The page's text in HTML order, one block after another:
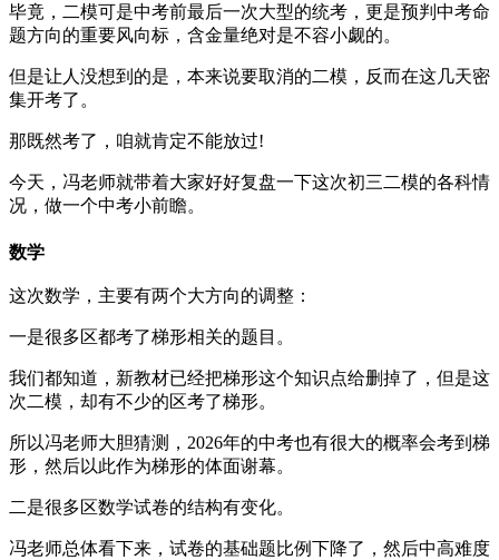
毕竟，二模可是中考前最后一次大型的统考，更是预判中考命
题方向的重要风向标，含金量绝对是不容小觑的。
但是让人没想到的是，本来说要取消的二模，反而在这几天密
集开考了。
那既然考了，咱就肯定不能放过!
今天，冯老师就带着大家好好复盘一下这次初三二模的各科情
况，做一个中考小前瞻。
数学
这次数学，主要有两个大方向的调整：
一是很多区都考了梯形相关的题目。
我们都知道，新教材已经把梯形这个知识点给删掉了，但是这
次二模，却有不少的区考了梯形。
所以冯老师大胆猜测，2026年的中考也有很大的概率会考到梯
形，然后以此作为梯形的体面谢幕。
二是很多区数学试卷的结构有变化。
冯老师总体看下来，试卷的基础题比例下降了，然后中高难度